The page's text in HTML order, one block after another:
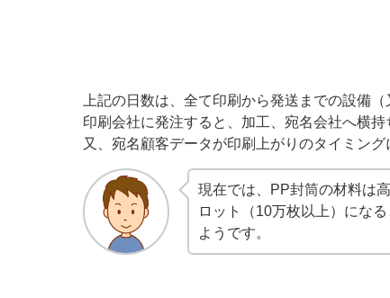
上記の日数は、全て印刷から発送までの設備
印刷会社に発注すると、加工、宛名会社へ横持
又、宛名顧客データが印刷上がりのタイミング
現在では、PP封筒の材料は
ロット（10万枚以上）にな
ようです。